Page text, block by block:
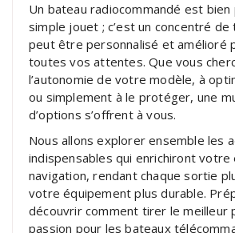
Un bateau radiocommandé est bien
simple jouet ; c’est un concentré de
peut être personnalisé et amélioré
toutes vos attentes. Que vous
l’autonomie de votre modèle, à
ou simplement à le protéger, une
d’options s’offrent à vous.
Nous allons explorer ensemble les
indispensables qui enrichiront votre
navigation, rendant chaque sortie
votre équipement plus durable.
découvrir comment tirer le meilleur
passion pour les bateaux